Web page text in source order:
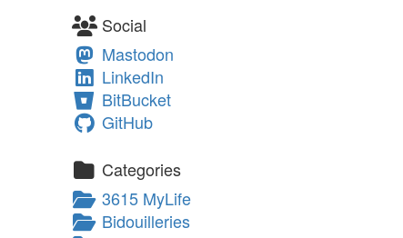
Social
Mastodon
LinkedIn
BitBucket
GitHub
Categories
3615 MyLife
Bidouilleries